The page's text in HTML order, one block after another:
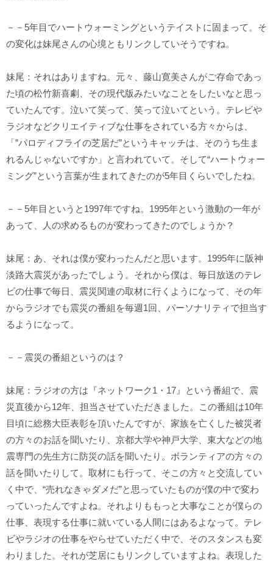
－－5年目でハートウォーミングというテイストに固まって。そ
の変化は妹尾さんの心境ともリンクしていそうですね。
妹尾：それはありますね。元々、藤山寛美さんがご存命であっ
た頃の松竹新喜劇、その現代版みたいなことをしたいなと思っ
ていたんです。泣いて笑って、笑って泣いてという。テレビや
ラジオなどクリエイティブな仕事をされている方々からは、
「”パロディフライの芝居だ”というキャッチは、そのうち生ま
れるんじゃないですか」と言われていて。そして“ハートウォー
ミング”という言葉が生まれてきたのが5年目くらいでしたね。
－－5年目というと1997年ですね。1995年という激動の一年が
あって、人の求めるものが変わってきたのでしょうか？
妹尾：あ、それは僕が変わったんだと思います。1995年に阪神
淡路大震災があったでしょう。それから僕は、毎日放送のテレ
ビの仕事で毎日、震災関連の取材に行くようになって、その年
からラジオでも震災の番組を毎週1回、パーソナリティで担当す
るようになって。
－－震災の番組というのは？
妹尾：ラジオの方は『ネットワーク1・17』という番組で、震
災直後から12年、担当させていただきました。この番組は10年
目頃に総務大臣表彰を頂いたんですが、家族を亡くした被災者
の方々のお話を聞いたり、京都大学や神戸大学、東大などの地
震専門の先生方に防災の話を聞いたり。ボランティアの方々の
話を聞いたりして。取材にも行って、そこの方々と交流してい
く中で、“売れなきゃダメだ”と思っていたものが僕の中で変わ
っていったんですよね。それよりももっと大事なことが僕らの
仕事、表現する仕事に就いている人間にはあるよなって。テレ
ビやラジオの仕事をやらせていただく中で、そのスタンスも変
わりました。それが芝居にもリンクしていますよね。表現した